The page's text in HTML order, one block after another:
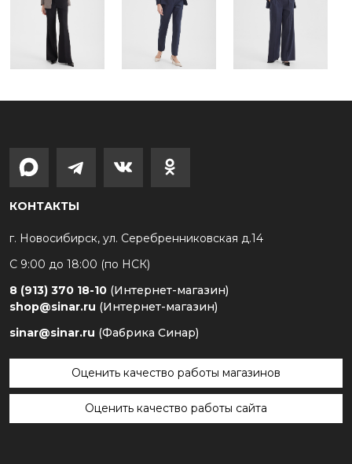
КОНТАКТЫ
г. Новосибирск, ул. Серебренниковская д.14
С 9:00 до 18:00 (по НСК)
8 (913) 370 18-10 (Интернет-магазин)
shop@sinar.ru (Интернет-магазин)
sinar@sinar.ru (Фабрика Синар)
Оценить качество работы магазинов
Оценить качество работы сайта